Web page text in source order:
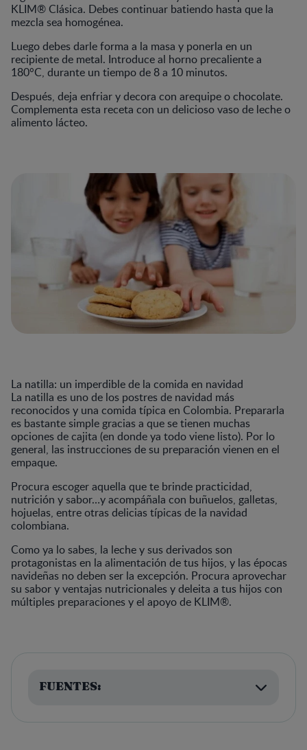
KLIM® Clásica. Debes continuar batiendo hasta que la
mezcla sea homogénea.
Luego debes darle forma a la masa y ponerla en un
recipiente de metal. Introduce al horno precaliente a
180°C, durante un tiempo de 8 a 10 minutos.
Después, deja enfriar y decora con arequipe o chocolate.
Complementa esta receta con un delicioso vaso de leche o
alimento lácteo.
La natilla: un imperdible de la comida en navidad
La natilla es uno de los postres de navidad más
reconocidos y una comida típica en Colombia. Prepararla
es bastante simple gracias a que se tienen muchas
opciones de cajita (en donde ya todo viene listo). Por lo
general, las instrucciones de su preparación vienen en el
empaque.
Procura escoger aquella que te brinde practicidad,
nutrición y sabor…y acompáñala con buñuelos, galletas,
hojuelas, entre otras delicias típicas de la navidad
colombiana.
Como ya lo sabes, la leche y sus derivados son
protagonistas en la alimentación de tus hijos, y las épocas
navideñas no deben ser la excepción. Procura aprovechar
su sabor y ventajas nutricionales y deleita a tus hijos con
múltiples preparaciones y el apoyo de KLIM®.
FUENTES: